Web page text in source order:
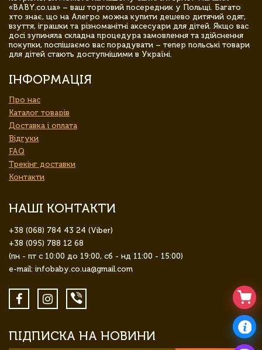
«BABY.co.ua» – ваш торговий посередник у Польщі. Багато
хто знає, що на Алегро можна купити дешево дитячий одяг,
взуття, іграшки та різноманітні аксесуари для дітей. Якщо вас
досі зупиняла складна процедура замовлення та здійснення
покупки, поспішаємо вас порадувати – тепер польські товари
для дітей стають доступнішими в Україні.
ІНФОРМАЦІЯ
Про нас
Каталог товарів
Доставка і оплата
Відгуки
FAQ
Трекінг доставки
Контакти
НАШІ КОНТАКТИ
+38 (068) 784 43 24 (Viber)
+38 (095) 788 12 68
(пн - пт с 10:00 до 19:00, сб - нд 11:00 - 15:00)
e-mail: infobaby.co.ua@gmail.com
ПІДПИСКА НА НОВИНИ